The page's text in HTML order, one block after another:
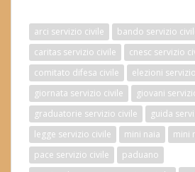
arci servizio civile
bando servizio
caritas servizio civile
cnesc servizio
comitato difesa civile
elezioni
giornata servizio civile
giovani
graduatorie servizio civile
guida
legge servizio civile
mini naia
mini
pace servizio civile
paduano